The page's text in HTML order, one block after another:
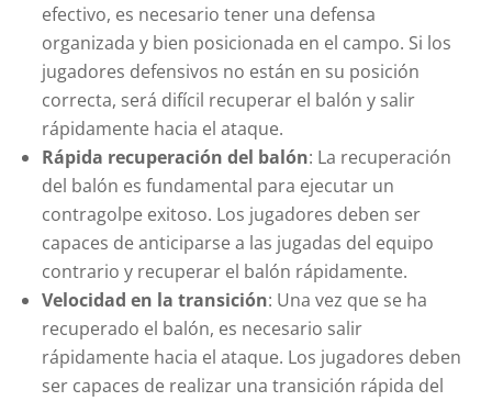
efectivo, es necesario tener una defensa
organizada y bien posicionada en el campo. Si los
jugadores defensivos no están en su posición
correcta, será difícil recuperar el balón y salir
rápidamente hacia el ataque.
Rápida recuperación del balón: La recuperación
del balón es fundamental para ejecutar un
contragolpe exitoso. Los jugadores deben ser
capaces de anticiparse a las jugadas del equipo
contrario y recuperar el balón rápidamente.
Velocidad en la transición: Una vez que se ha
recuperado el balón, es necesario salir
rápidamente hacia el ataque. Los jugadores deben
ser capaces de realizar una transición rápida del